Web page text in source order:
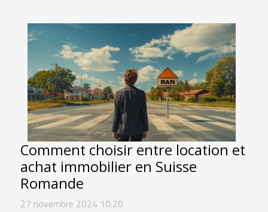
Comment choisir entre location et
achat immobilier en Suisse
Romande
27 novembre 2024 10:20